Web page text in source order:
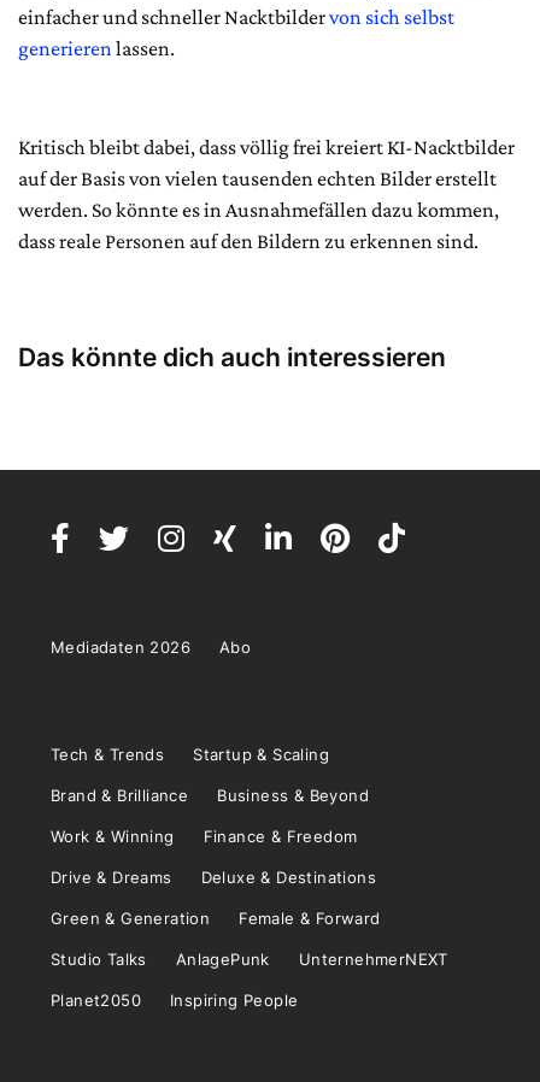
einfacher und schneller Nacktbildervon sich selbst
generierenlassen.
Kritisch bleibt dabei, dass völlig frei kreiert KI-Nacktbilder
auf der Basis von vielen tausenden echten Bilder erstellt
werden. So könnte es in Ausnahmefällen dazu kommen,
dass reale Personen auf den Bildern zu erkennen sind.
Das könnte dich auch interessieren
Mediadaten 2026 Abo
Tech & Trends Startup & Scaling
Brand & Brilliance Business & Beyond
Work & Winning Finance & Freedom
Drive & Dreams Deluxe & Destinations
Green & Generation Female & Forward
Studio Talks AnlagePunk UnternehmerNEXT
Planet2050 Inspiring People